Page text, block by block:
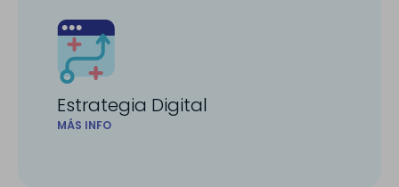
Estrategia Digital
MÁS INFO